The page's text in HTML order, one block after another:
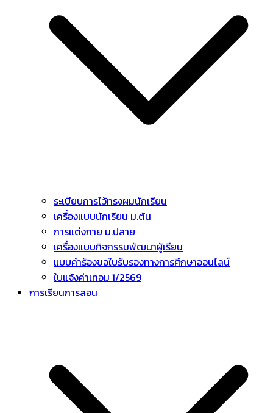
ระเบียบการไว้ทรงผมนักเรียน
เครื่องแบบนักเรียน ม.ต้น
การแต่งกาย ม.ปลาย
เครื่องแบบกิจกรรมพัฒนาผู้เรียน
แบบคำร้องขอใบรับรองทางการศึกษาออนไลน์
ใบแจ้งค่าเทอม 1/2569
การเรียนการสอน